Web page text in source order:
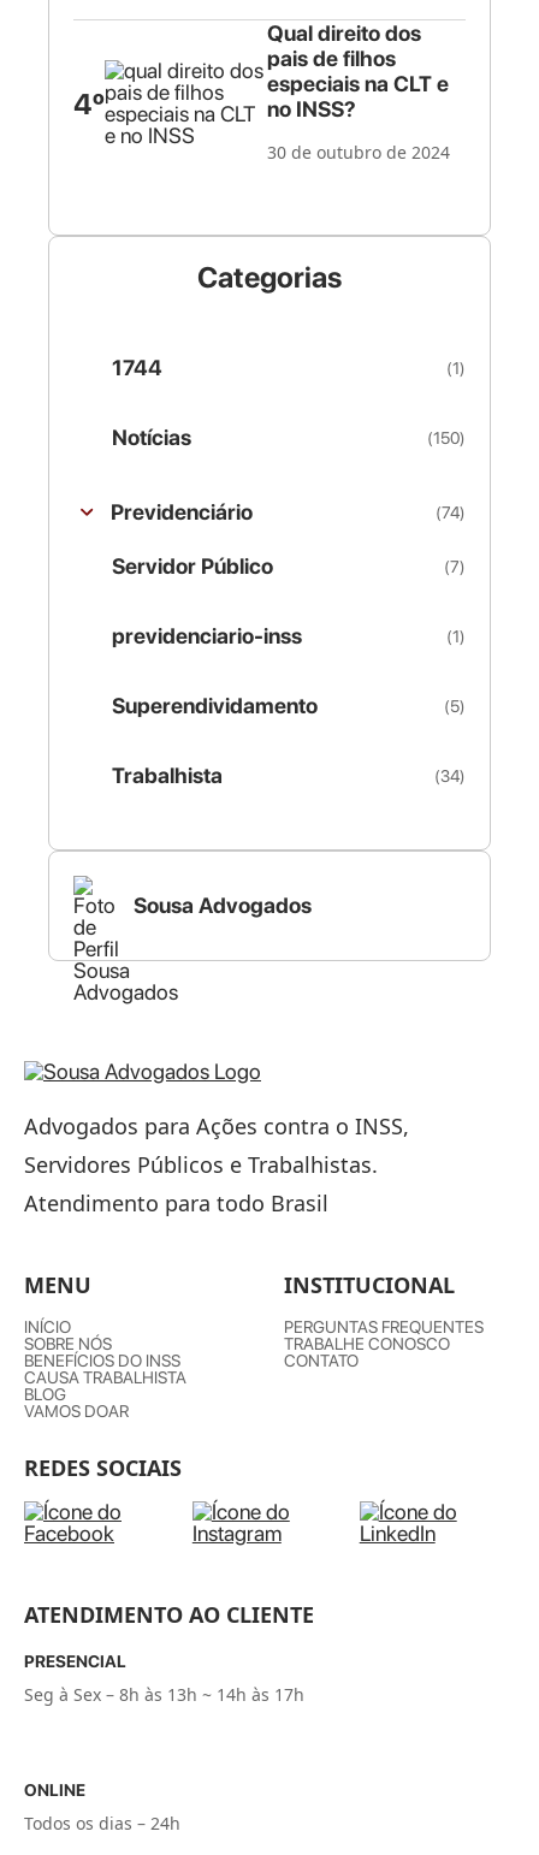
4º
Qual direito dos
pais de filhos
especiais na CLT e
no INSS?
30 de outubro de 2024
Categorias
1744 (1)
Notícias (150)
Previdenciário (74)
Servidor Público (7)
previdenciario-inss (1)
Superendividamento (5)
Trabalhista (34)
Sousa Advogados
Advogados para Ações contra o INSS,
Servidores Públicos e Trabalhistas.
Atendimento para todo Brasil
MENU
INÍCIO
SOBRE NÓS
BENEFÍCIOS DO INSS
CAUSA TRABALHISTA
BLOG
VAMOS DOAR
INSTITUCIONAL
PERGUNTAS FREQUENTES
TRABALHE CONOSCO
CONTATO
REDES SOCIAIS
ATENDIMENTO AO CLIENTE
PRESENCIAL
Seg à Sex – 8h às 13h ~ 14h às 17h
ONLINE
Todos os dias – 24h